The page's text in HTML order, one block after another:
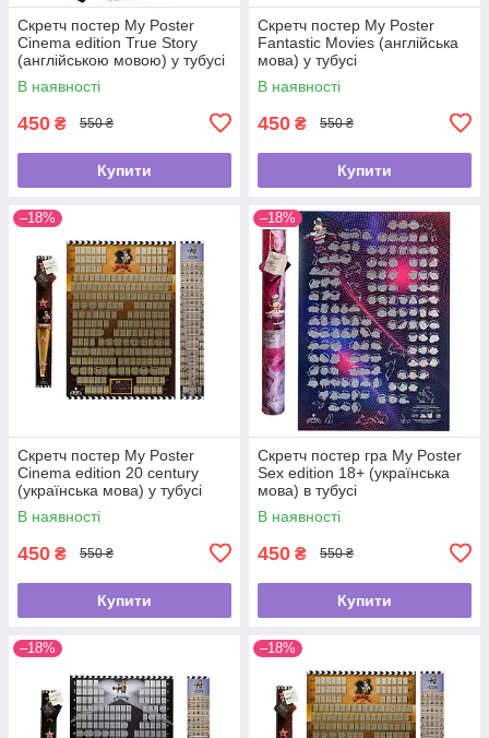
Скретч постер My Poster
Cinema edition True Story
(англійською мовою) у тубусі
В наявності
450 ₴ 550 ₴
Купити
Скретч постер My Poster
Fantastic Movies (англійська
мова) у тубусі
В наявності
450 ₴ 550 ₴
Купити
–18%
Скретч постер My Poster
Cinema edition 20 century
(українська мова) у тубусі
В наявності
450 ₴ 550 ₴
Купити
–18%
Скретч постер гра My Poster
Sex edition 18+ (українська
мова) в тубусі
В наявності
450 ₴ 550 ₴
Купити
–18% –18%